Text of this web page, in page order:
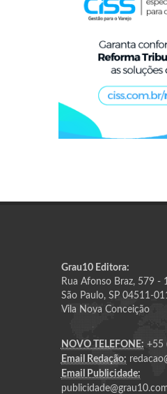
Grau10 Editora:
Rua Afonso Braz, 579 -
São Paulo, SP 04511-
Vila Nova Conceição
NOVO TELEFONE: +55
Email Redação:
Email Publicidade: